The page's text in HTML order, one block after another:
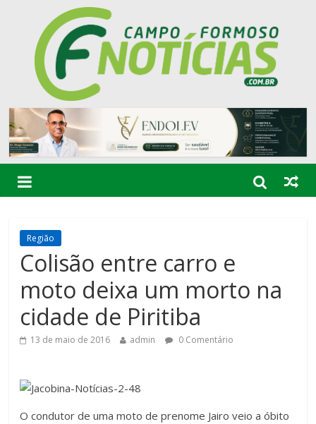
Região
Colisão entre carro e
moto deixa um morto na
cidade de Piritiba
13 de maio de 2016 admin 0 Comentário
O condutor de uma moto de prenome Jairo veio a óbito